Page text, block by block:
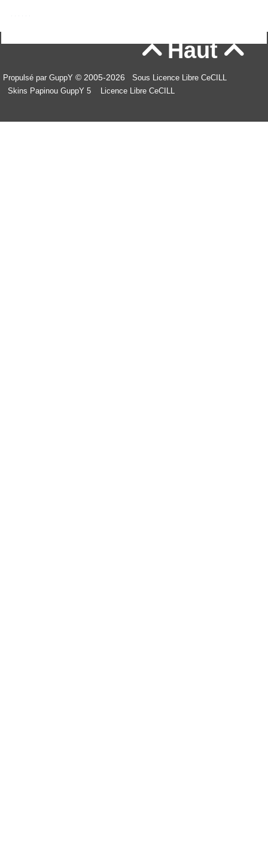
Haut
Propulsé par GuppY © 2005-2026
Sous Licence Libre CeCILL
Skins Papinou GuppY 5
Licence Libre CeCILL